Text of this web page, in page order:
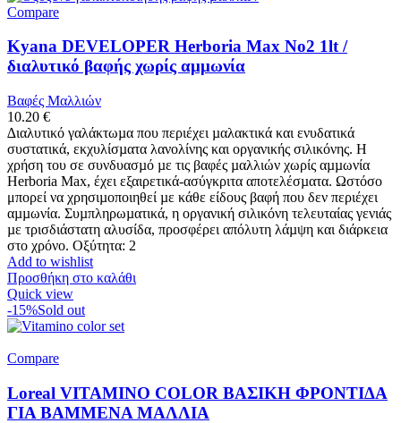
Compare
Kyana DEVELOPER Herboria Max No2 1lt /
διαλυτικό βαφής χωρίς αμμωνία
Βαφές Μαλλιών
10.20 €
∆ιαλυτικό γαλάκτωµα που περιέχει µαλακτικά και ενυδατικά
συστατικά, εκχυλίσµατα λανολίνης και οργανικής σιλικόνης. Η
χρήση του σε συνδυασµό µε τις βαφές µαλλιών χωρίς αµµωνία
Herboria Max, έχει εξαιρετικά-ασύγκριτα αποτελέσµατα. Ωστόσο
μπορεί να χρησιµοποιηθεί µε κάθε είδους βαφή που δεν περιέχει
αµµωνία. Συµπληρωµατικά, η οργανική σιλικόνη τελευταίας γενιάς
µε τρισδιάστατη αλυσίδα, προσφέρει απόλυτη λάµψη και διάρκεια
στο χρόνο. Οξύτητα: 2
Add to wishlist
Προσθήκη στο καλάθι
Quick view
-15%Sold out
Compare
Loreal VITAMINO COLOR BΑΣΙΚΗ ΦΡΟΝΤΙΔΑ
ΓΙΑ ΒΑΜΜΕΝΑ ΜΑΛΛΙΑ